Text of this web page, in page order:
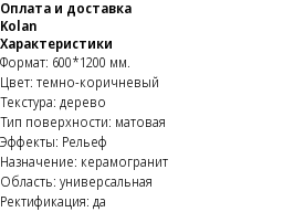
Оплата и доставка
Kolan
Характеристики
Формат: 600*1200 мм.
Цвет: темно-коричневый
Текстура: дерево
Тип поверхности: матовая
Эффекты: Рельеф
Назначение: керамогранит
Область: универсальная
Ректификация: да